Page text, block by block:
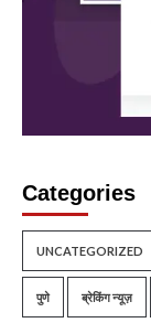
Categories
UNCATEGORIZED
पुणे ब्रेकिंग न्यूज़